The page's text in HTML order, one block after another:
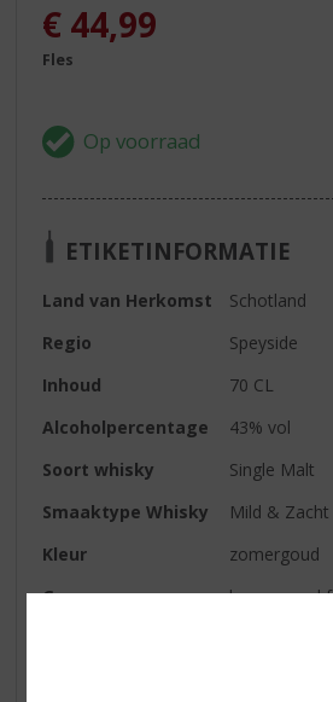
€ 44,99
Fles
ETIKETINFORMATIE
Land van Herkomst
Schotland
Regio
Speyside
Inhoud
70 CL
Alcoholpercentage
43% vol
Soort whisky
Single Malt
Smaaktype Whisky
Mild & Zacht
Kleur
zomergoud
Geur
boomgaard